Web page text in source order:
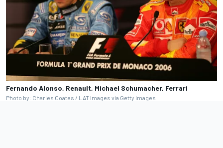
Fernando Alonso, Renault, Michael Schumacher, Ferrari
Photo by: Charles Coates / LAT Images via Getty Images